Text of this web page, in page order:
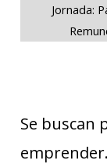
Jornada:
Se buscan
emprender.